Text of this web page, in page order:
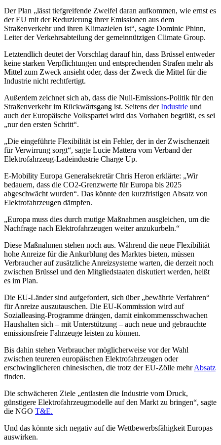
Der Plan „lässt tiefgreifende Zweifel daran aufkommen, wie ernst es
der EU mit der Reduzierung ihrer Emissionen aus dem
Straßenverkehr und ihren Klimazielen ist“, sagte Dominic Phinn,
Leiter der Verkehrsabteilung der gemeinnützigen Climate Group.
Letztendlich deutet der Vorschlag darauf hin, dass Brüssel entweder
keine starken Verpflichtungen und entsprechenden Strafen mehr als
Mittel zum Zweck ansieht oder, dass der Zweck die Mittel für die
Industrie nicht rechtfertigt.
Außerdem zeichnet sich ab, dass die Null-Emissions-Politik für den
Straßenverkehr im Rückwärtsgang ist. Seitens derIndustrie und
auch der Europäische Volkspartei wird das Vorhaben begrüßt, es sei
„nur den ersten Schritt“.
„Die eingeführte Flexibilität ist ein Fehler, der in der Zwischenzeit
für Verwirrung sorgt“, sagte Lucie Mattera vom Verband der
Elektrofahrzeug-Ladeindustrie Charge Up.
E-Mobility Europa Generalsekretär Chris Heron erklärte: „Wir
bedauern, dass die CO2-Grenzwerte für Europa bis 2025
abgeschwächt wurden“. Das könnte den kurzfristigen Absatz von
Elektrofahrzeugen dämpfen.
„Europa muss dies durch mutige Maßnahmen ausgleichen, um die
Nachfrage nach Elektrofahrzeugen weiter anzukurbeln.“
Diese Maßnahmen stehen noch aus. Während die neue Flexibilität
hohe Anreize für die Ankurblung des Marktes bieten, müssen
Verbraucher auf zusätzliche Anreizsysteme warten, die derzeit noch
zwischen Brüssel und den Mitgliedstaaten diskutiert werden, heißt
es im Plan.
Die EU-Länder sind aufgefordert, sich über „bewährte Verfahren“
für Anreize auszutauschen. Die EU-Kommission wird auf
Sozialleasing-Programme drängen, damit einkommensschwachen
Haushalten sich – mit Unterstützung – auch neue und gebrauchte
emissionsfreie Fahrzeuge leisten zu können.
Bis dahin stehen Verbraucher möglicherweise vor der Wahl
zwischen teureren europäischen Elektrofahrzeugen oder
erschwinglicheren chinesischen, die trotz der EU-Zölle mehrAbsatz
finden.
Die schwächeren Ziele „entlasten die Industrie vom Druck,
günstigere Elektrofahrzeugmodelle auf den Markt zu bringen“, sagte
die NGO T&E.
Und das könnte sich negativ auf die Wettbewerbsfähigkeit Europas
auswirken.